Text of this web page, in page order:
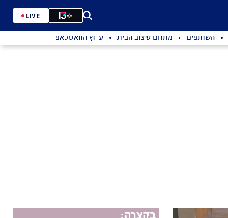
LIVE
השותפים מתחם עיצוב הבית ערוץ הוואטסאפ